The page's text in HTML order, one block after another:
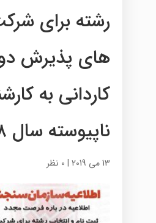
رشته برای
های پذیرش
کاردانی به
ناپیوسته سال ۱۳۹۸
13 می 2019 | 0 نظر